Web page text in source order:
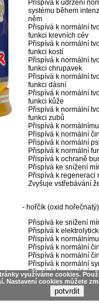
Přispívá k udržení
systému během
něm
Přispívá k normální
funkci krevních cév
Přispívá k normální
funkci kostí
Přispívá k normální
funkci chrupavek
Přispívá k normální
funkci dásní
Přispívá k normální
funkci kůže
Přispívá k normální
funkci zubů
Přispívá k
Přispívá k normální
Přispívá k normální
Přispívá k normální
Přispívá k ochraně
Přispívá ke snížení
Přispívá k regeneraci
Zvyšuje vstřebávání
- hořčík (oxid
Přispívá ke snížení
Přispívá k
Přispívá k
Přispívá k normální
Přispívá k normální
Přispívá k normální
Přispívá k normální
Přispívá k udržení
Hořčík přispívá k
Podílí se na procesu
využíváme cookies.
Nastavení cookies můžete